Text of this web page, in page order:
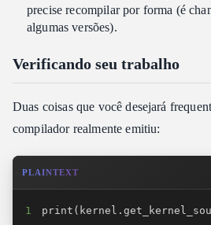
precise recompilar por forma (é
algumas versões).
Verificando seu trabalho
Duas coisas que você desejará
compilador realmente emitiu:
PLAINTEXT
1